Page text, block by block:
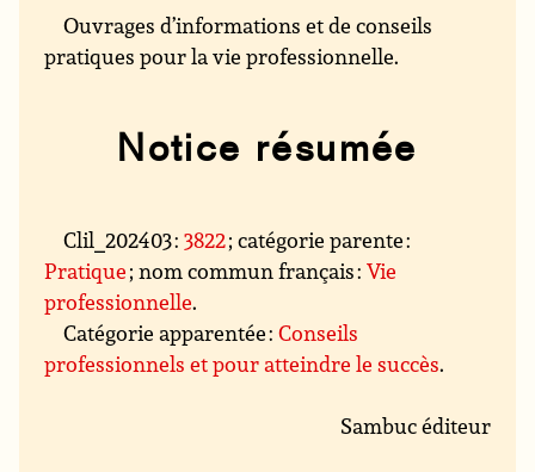
Ouvrages d’informations et de conseils
pratiques pour la vie professionnelle.
Notice résumée
Clil_202403 :3822; catégorie parente :
Pratique; nom commun français :Vie
professionnelle.
Catégorie apparentée :Conseils
professionnels et pour atteindre le succès.
Sambuc éditeur